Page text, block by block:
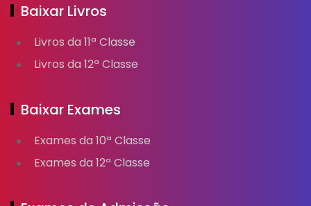
Baixar Livros
Livros da 11ª Classe
Livros da 12ª Classe
Baixar Exames
Exames da 10ª Classe
Exames da 12ª Classe